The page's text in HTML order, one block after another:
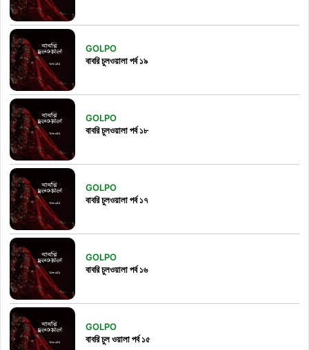
GOLPO
বাবরি চুলওয়ালা পর্ব ১৯
GOLPO
বাবরি চুলওয়ালা পর্ব ১৮
GOLPO
বাবরি চুলওয়ালা পর্ব ১৭
GOLPO
বাবরি চুলওয়ালা পর্ব ১৬
GOLPO
বাবরি চুল ওয়ালা পর্ব ১৫